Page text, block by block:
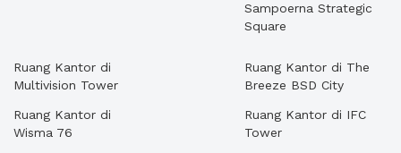
Sampoerna Strategic
Square
Ruang Kantor di
Multivision Tower
Ruang Kantor di
Wisma 76
Ruang Kantor di The
Breeze BSD City
Ruang Kantor di IFC
Tower